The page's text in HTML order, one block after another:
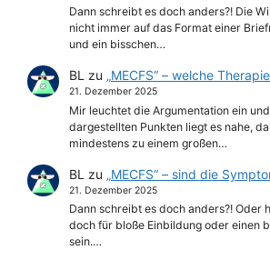
Dann schreibt es doch anders?! Die
nicht immer auf das Format einer
und ein bisschen…
BL zu „MECFS“ – welche
21. Dezember 2025
Mir leuchtet die Argumentation ein
dargestellten Punkten liegt es nahe,
mindestens zu einem großen…
BL zu „MECFS“ – sind die
21. Dezember 2025
Dann schreibt es doch anders?! Oder
doch für bloße Einbildung oder einen
sein.…